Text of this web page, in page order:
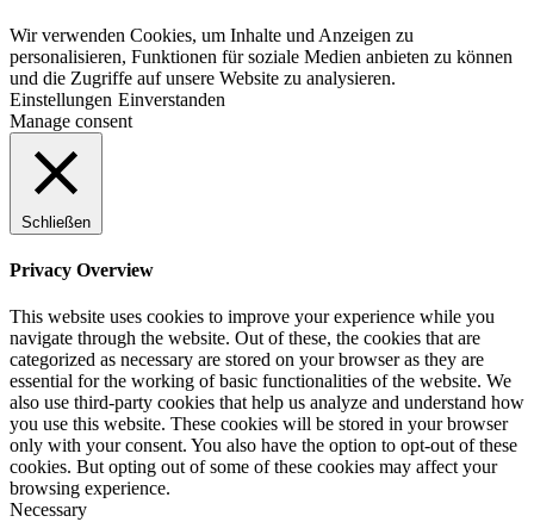
Wir verwenden Cookies, um Inhalte und Anzeigen zu
personalisieren, Funktionen für soziale Medien anbieten zu können
und die Zugriffe auf unsere Website zu analysieren.
Einstellungen Einverstanden
Manage consent
Schließen
Privacy Overview
This website uses cookies to improve your experience while you
navigate through the website. Out of these, the cookies that are
categorized as necessary are stored on your browser as they are
essential for the working of basic functionalities of the website. We
also use third-party cookies that help us analyze and understand how
you use this website. These cookies will be stored in your browser
only with your consent. You also have the option to opt-out of these
cookies. But opting out of some of these cookies may affect your
browsing experience.
Necessary